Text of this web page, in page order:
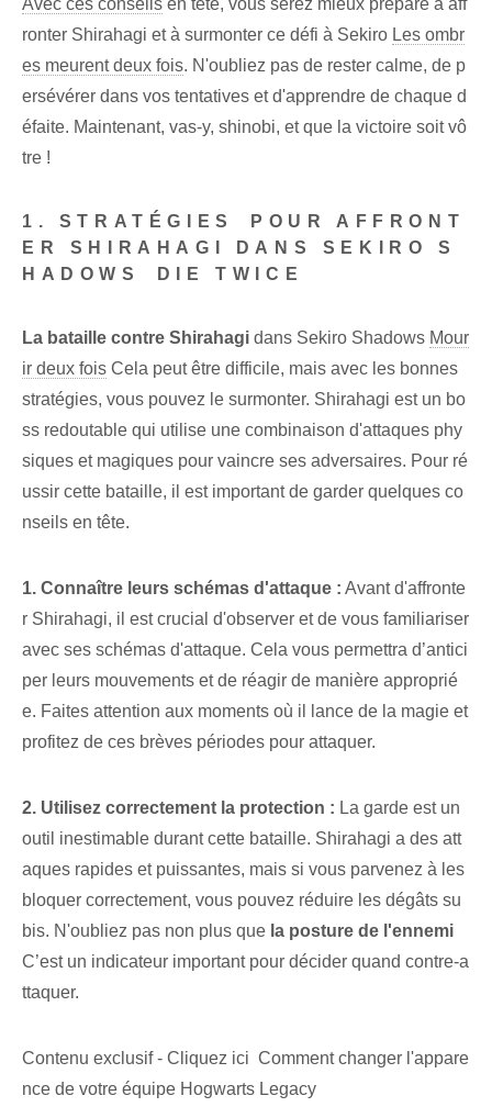
Avec ces conseils en tête, vous serez mieux préparé à aff
ronter Shirahagi et à surmonter ce défi à Sekiro Les ombr
es meurent deux fois.⁣ N'oubliez pas de rester calme, de p
ersévérer dans vos tentatives et d'apprendre de chaque d
éfaite. Maintenant, vas-y, shinobi, et que la victoire soit vô
tre !
1. STRATÉGIES⁤ POUR AFFRONT
ER SHIRAHAGI DANS SEKIRO S
HADOWS ⁢DIE TWICE
La bataille contre Shirahagi dans Sekiro Shadows Mour
ir deux fois Cela peut être difficile, mais avec les bonnes
stratégies, vous pouvez le surmonter. Shirahagi est un ⁢bo
ss⁣ redoutable qui utilise une ⁢combinaison d'attaques phy
siques et magiques pour vaincre ses adversaires. Pour ré
ussir cette bataille, il est important de garder quelques co
nseils en tête.
1. Connaître leurs schémas d'attaque : Avant d'affronte
r Shirahagi, il est crucial d'observer et de vous familiariser
avec ses schémas d'attaque. Cela vous permettra d’antici
per⁢ leurs mouvements et de réagir de manière approprié
e. Faites attention aux moments où il lance de la magie et
profitez de ces brèves périodes pour attaquer.
2. Utilisez correctement la protection : La ⁤garde est un
outil ‌inestimable durant cette bataille. ⁤Shirahagi a des att
aques rapides et puissantes, mais si vous parvenez à les
bloquer correctement, vous pouvez réduire les dégâts su
bis. N'oubliez pas non plus que la posture de l'ennemi
C’est un indicateur important pour décider quand contre-a
ttaquer.
Contenu exclusif - Cliquez ici Comment changer l'appare
nce de votre équipe Hogwarts Legacy